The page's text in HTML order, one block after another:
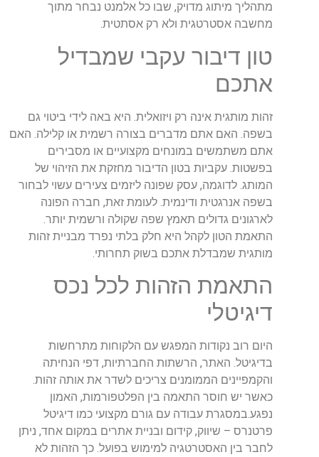
מתהליך מיתוג מדויק, שבו כל אלמנט נבחר מתוך
מחשבה אסטרטגית ולא רק אסתטית.
טון דיבור עקבי שמבדיל
אתכם
זהות מותגית אינה רק ויזואלית היא באה לידי ביטוי גם
בשפה האם אתם מדברים בצורה רשמית או קלילה האם
אתם משתמשים במונחים מקצועיים או מסבירים
בפשטות עקביות בטון הדיבור מחזקת את הזיהוי של
המותג לדוגמה, עסק שפונה ליזמים צעירים עשוי לבחור
בשפה אנרגטית ודינמית לעומת זאת, חברה הפונה
לארגונים גדולים תאמץ שפה שקולה ורשמית יותר
התאמת הטון לקהל היא חלק בלתי נפרד מבניית זהות
מותגית שמבדלת אתכם בשוק תחרותי
התאמת הזהות לכל נכס
דיגיטלי
היום רוב נקודות המפגש עם הלקוחות מתרחשות
בדיגיטל. האתר, הרשתות החברתיות, דפי הנחיתה
והקמפיינים הממומנים צריכים לשדר את אותה זהות.
כאשר יש חוסר התאמה בין הפלטפורמות, האמון
נפגע.במסגרת עבודה עם גורם מקצועי כמו דיגיטל
פרטנרס – שיווק, קידום ובניית אתרים במקום אחד, ניתן
לחבר בין האסטרטגיה למימוש בפועל. כך הזהות לא